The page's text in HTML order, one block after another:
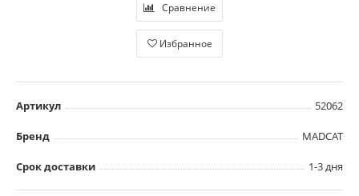
Сравнение
Избранное
Артикул 52062
Бренд MADCAT
Срок доставки 1-3 дня